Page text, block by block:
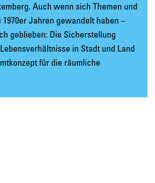
Auch wenn sich Themen und
Jahren gewandelt haben –
geblieben: Die Sicherstellung
in Stadt und Land
für die räumliche